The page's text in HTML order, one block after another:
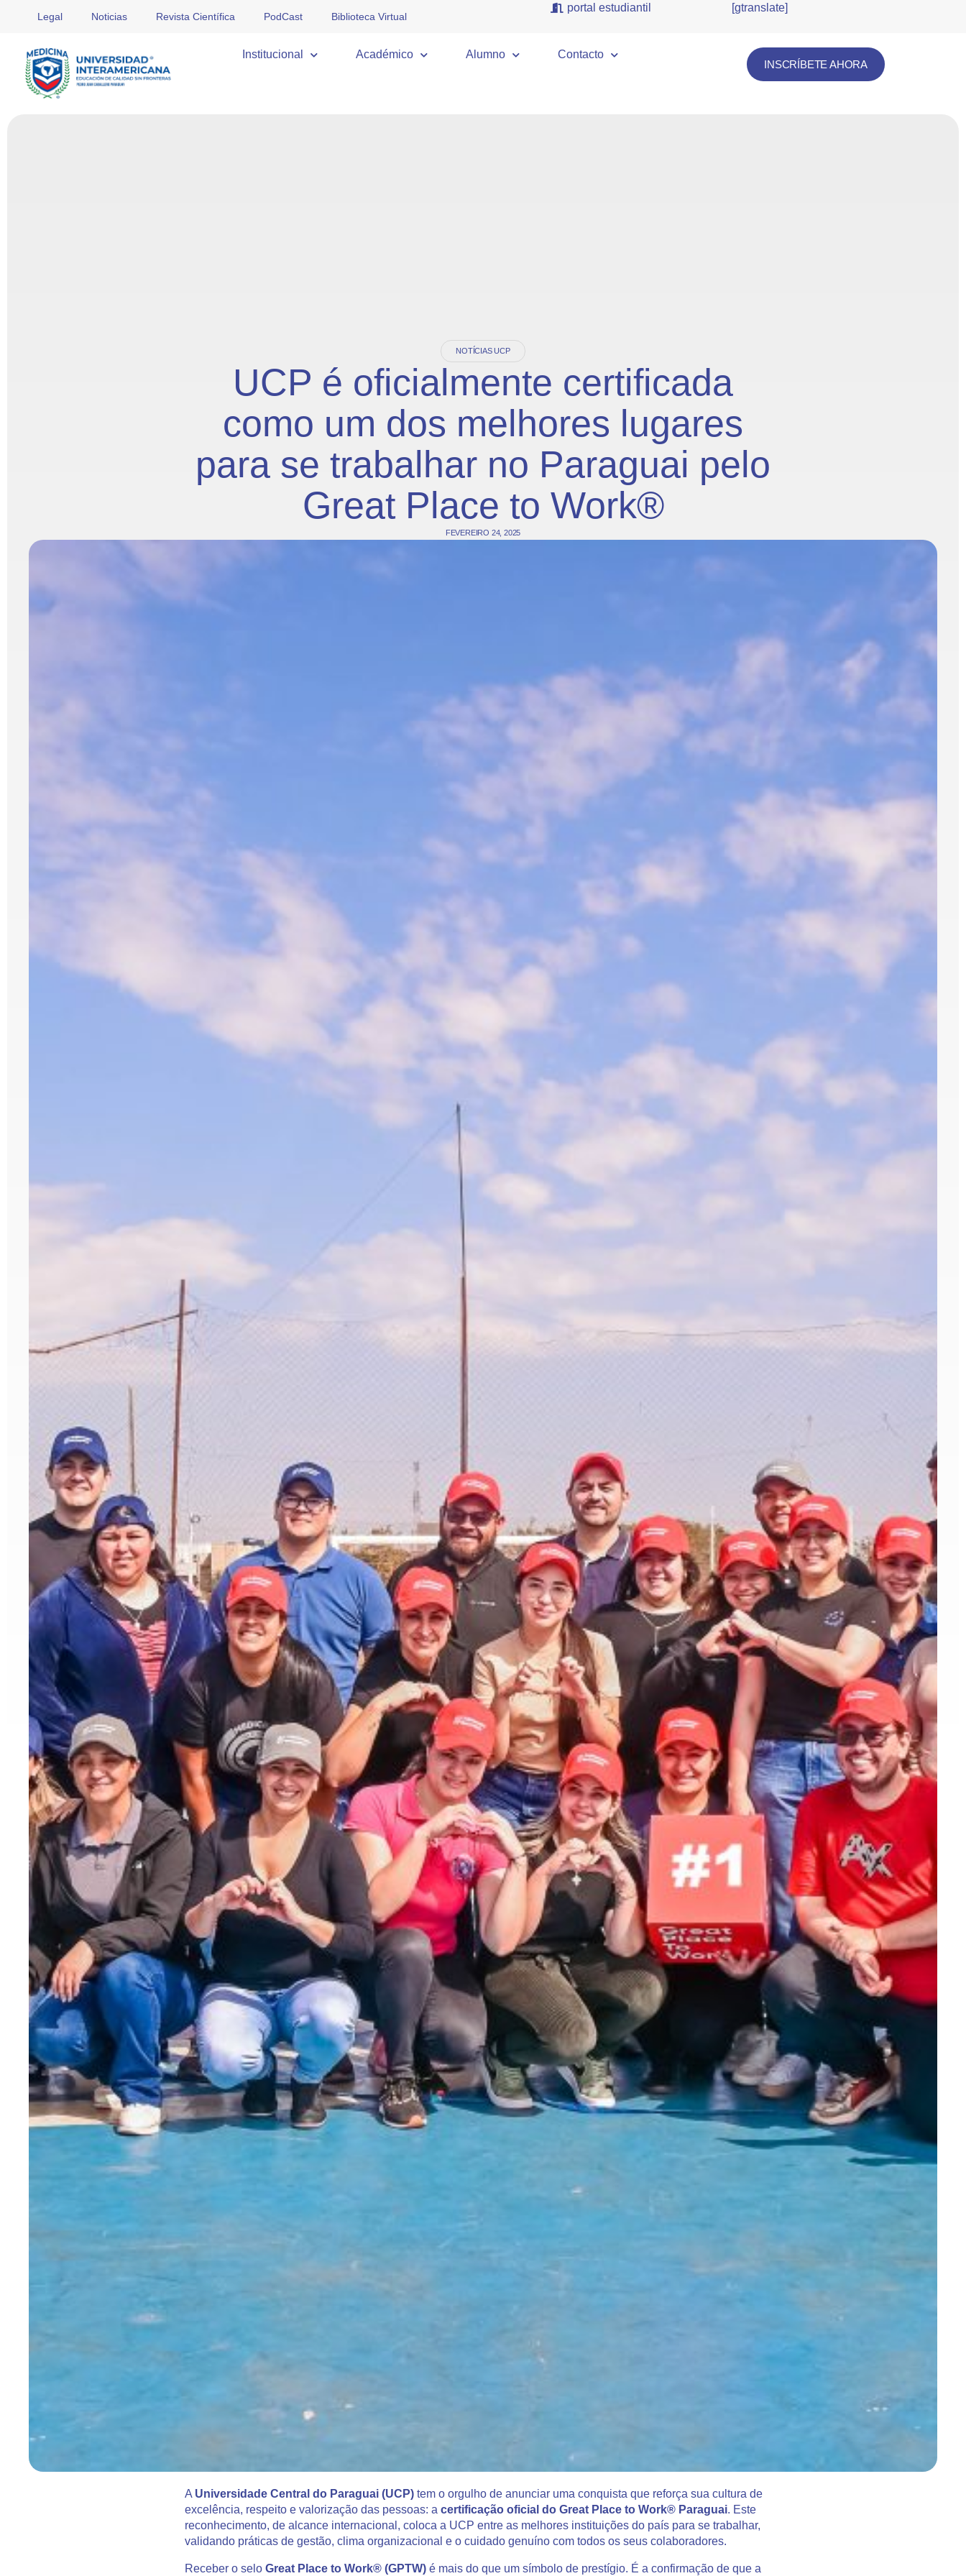
Legal Noticias Revista Científica PodCast Biblioteca Virtual
portal estudiantil [gtranslate]
Institucional Académico Alumno
Contacto
INSCRÍBETE AHORA
NOTÍCIAS UCP
UCP é oficialmente certificada
como um dos melhores lugares
para se trabalhar no Paraguai pelo
Great Place to Work®
FEVEREIRO 24, 2025
A Universidade Central do Paraguai (UCP) tem o orgulho de anunciar uma conquista que reforça sua cultura de
excelência, respeito e valorização das pessoas: a certificação oficial do Great Place to Work® Paraguai. Este
reconhecimento, de alcance internacional, coloca a UCP entre as melhores instituições do país para se trabalhar,
validando práticas de gestão, clima organizacional e o cuidado genuíno com todos os seus colaboradores.
Receber o selo Great Place to Work® (GPTW) é mais do que um símbolo de prestígio. É a confirmação de que a